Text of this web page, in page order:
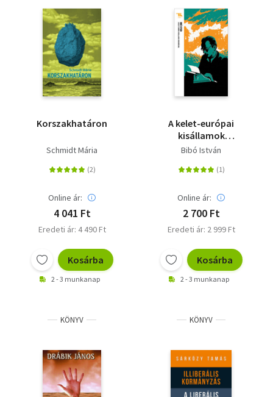
Korszakhatáron
Schmidt Mária
Online ár:
4 041 Ft
Eredeti ár: 4 490 Ft
Kosárba
2 - 3 munkanap
A kelet-európai
kisállamok
nyomorúsága -
40.
Bibó István
Online ár:
2 700 Ft
Eredeti ár: 2 999 Ft
Kosárba
2 - 3 munkanap
KÖNYV KÖNYV